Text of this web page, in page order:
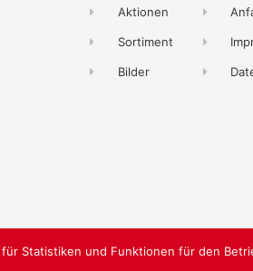
Aktionen
Sortiment
Bilder
Statistiken und Funktionen für den